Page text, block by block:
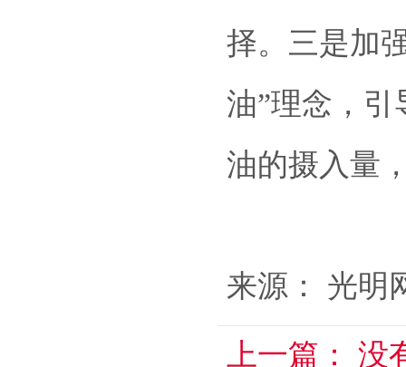
择。三是加
油”理念，
油的摄入量
来源： 光明
上一篇： 没